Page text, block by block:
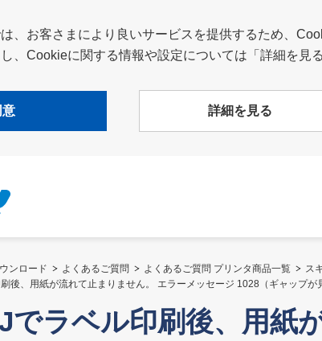
、お客さまにより良いサービスを提供するため、
、Cookieに関する情報や設定については「詳細を見
意 詳細を見る
ンロード よくあるご質問 よくあるご質問 プリンタ商品一覧
ス
後、用紙が流れて止まりません。 エラーメッセージ 1028（ギャップが
でラベル印刷後、用紙